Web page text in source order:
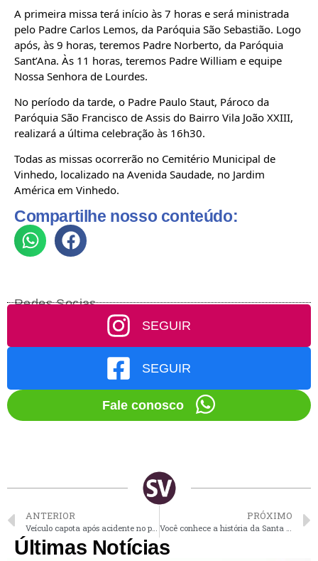
A primeira missa terá início às 7 horas e será ministrada
pelo Padre Carlos Lemos, da Paróquia São Sebastião. Logo
após, às 9 horas, teremos Padre Norberto, da Paróquia
Sant’Ana. Às 11 horas, teremos Padre William e equipe
Nossa Senhora de Lourdes.
No período da tarde, o Padre Paulo Staut, Pároco da
Paróquia São Francisco de Assis do Bairro Vila João XXIII,
realizará a última celebração às 16h30.
Todas as missas ocorrerão no Cemitério Municipal de
Vinhedo, localizado na Avenida Saudade, no Jardim
América em Vinhedo.
Compartilhe nosso conteúdo:
Redes Socias
SEGUIR
SEGUIR
Fale conosco
ANTERIOR PRÓXIMO
Últimas Notícias